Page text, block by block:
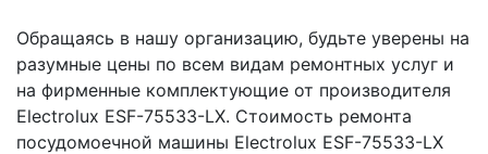
Обращаясь в нашу организацию, будьте уверены на
разумные цены по всем видам ремонтных услуг и
на фирменные комплектующие от производителя
Electrolux ESF-75533-LX. Стоимость ремонта
посудомоечной машины Electrolux ESF-75533-LX